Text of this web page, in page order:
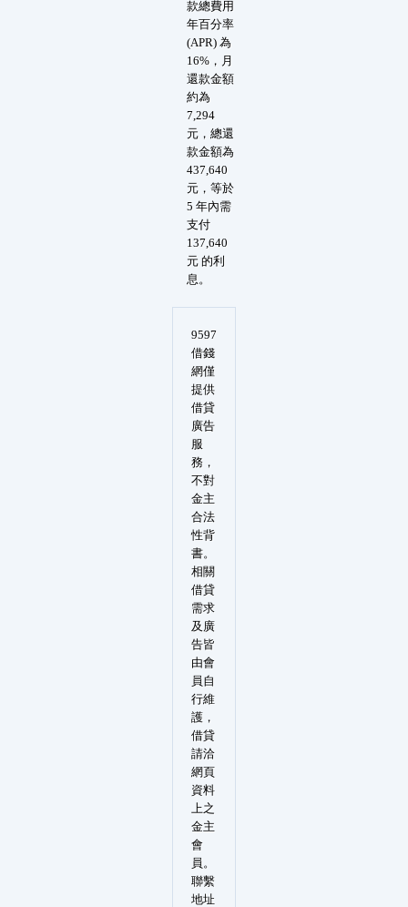
款總費用
年百分率
(APR) 為
16%，月
還款金額
約為
7,294
元，總還
款金額為
437,640
元，等於
5 年內需
支付
137,640
元 的利
息。
9597
借錢
網僅
提供
借貸
廣告
服
務，
不對
金主
合法
性背
書。
相關
借貸
需求
及廣
告皆
由會
員自
行維
護，
借貸
請洽
網頁
資料
上之
金主
會
員。
聯繫
地址